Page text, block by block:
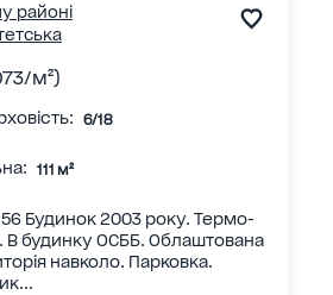
районі
м²)
6/18
111 м²
Будинок 2003 року. Термо-
В будинку ОСББ. Облаштована
навколо. Парковка.